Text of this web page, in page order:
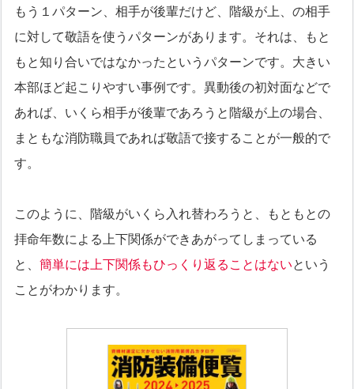
もう１パターン、相手が後輩だけど、階級が上、の相手
に対して敬語を使うパターンがあります。それは、もと
もと知り合いではなかったというパターンです。大きい
本部ほど起こりやすい事例です。異動後の初対面などで
あれば、いくら相手が後輩であろうと階級が上の場合、
まともな消防職員であれば敬語で接することが一般的で
す。
このように、階級がいくら入れ替わろうと、もともとの
拝命年数による上下関係ができあがってしまっている
と、簡単には上下関係もひっくり返ることはないという
ことがわかります。